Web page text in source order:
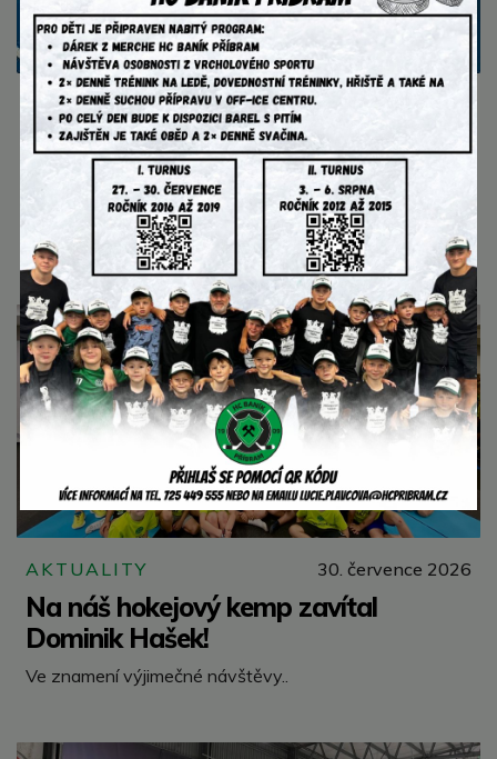
AKTUALITY
Extraliga na našem příměstském
videohovor s extraligovým brankářem Pavlem
Čajanem....
AKTUALITY 30. července 2026
Na náš hokejový kemp zavítal
Dominik Hašek!
Ve znamení výjimečné návštěvy..